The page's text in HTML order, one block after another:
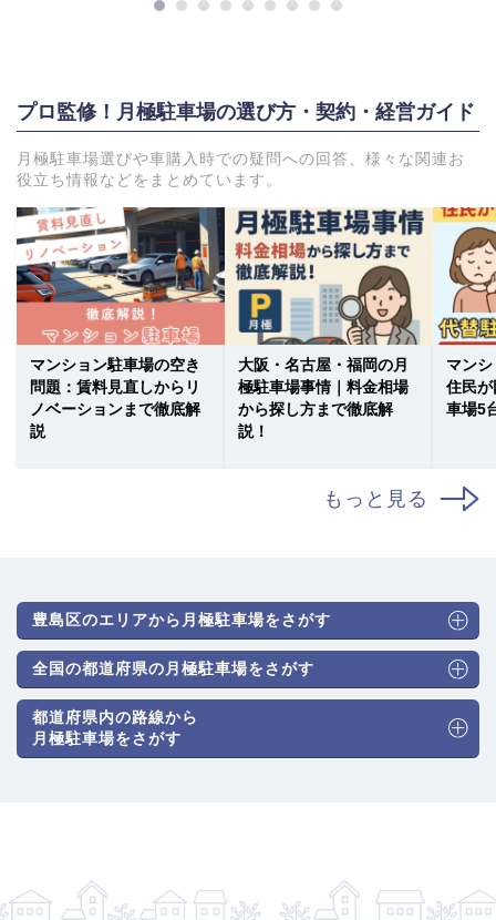
プロ監修！月極駐車場の選び方・契約・経営ガイド
月極駐車場選びや車購入時での疑問への回答、様々な関連お
役立ち情報などをまとめています。
マンション駐車場の空き
問題：賃料見直しからリ
ノベーションまで徹底解
説
大阪・名古屋・福岡の月
極駐車場事情｜料金相場
から探し方まで徹底解
説！
マン
住民
車場5
もっと見る
豊島区のエリアから月極駐車場をさがす
全国の都道府県の月極駐車場をさがす
都道府県内の路線から
月極駐車場をさがす